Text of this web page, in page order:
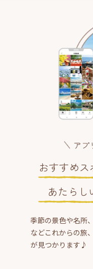
アプ
おすすめ
あたらし
季節の景色や名所
などこれからの旅
が見つかります♪